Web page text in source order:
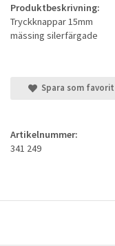
Produktbeskrivning:
Tryckknappar 15mm
mässing silerfärgade
Spara som favorit
Artikelnummer:
341 249